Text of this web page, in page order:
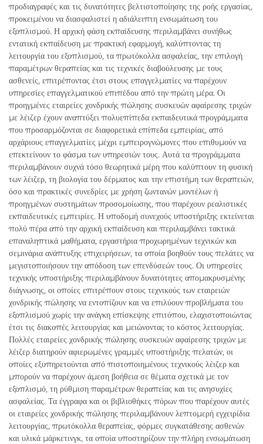
προδιαγραφές και τις δυνατότητες βελτιστοποίησης της ροής εργασίας,
προκειμένου να διασφαλιστεί η αδιάλειπτη ενσωμάτωση του
εξοπλισμού. Η αρχική φάση εκπαίδευσης περιλαμβάνει συνήθως
εντατική εκπαίδευση με πρακτική εφαρμογή, καλύπτοντας τη
λειτουργία του εξοπλισμού, τα πρωτόκολλα ασφαλείας, την επιλογή
παραμέτρων θεραπείας και τις τεχνικές διαβούλευσης με τους
ασθενείς, επιτρέποντας έτσι στους επαγγελματίες να παρέχουν
υπηρεσίες επαγγελματικού επιπέδου από την πρώτη μέρα. Οι
προηγμένες εταιρείες χονδρικής πώλησης συσκευών αφαίρεσης τριχών
με λέιζερ έχουν αναπτύξει πολυεπίπεδα εκπαιδευτικά προγράμματα
που προσαρμόζονται σε διαφορετικά επίπεδα εμπειρίας, από
αρχάριους επαγγελματίες μέχρι εμπειρογνώμονες που επιθυμούν να
επεκτείνουν το φάσμα των υπηρεσιών τους. Αυτά τα προγράμματα
περιλαμβάνουν συχνά τόσο θεωρητικά μέρη που καλύπτουν τη φυσική
των λέιζερ, τη βιολογία του δέρματος και την επιστήμη των θεραπειών,
όσο και πρακτικές συνεδρίες με χρήση ζωντανών μοντέλων ή
προηγμένων συστημάτων προσομοίωσης, που παρέχουν ρεαλιστικές
εκπαιδευτικές εμπειρίες. Η υποδομή συνεχούς υποστήριξης εκτείνεται
πολύ πέρα από την αρχική εκπαίδευση και περιλαμβάνει τακτικά
επαναληπτικά μαθήματα, εργαστήρια προχωρημένων τεχνικών και
σεμινάρια ανάπτυξης επιχειρήσεων, τα οποία βοηθούν τους πελάτες να
μεγιστοποιήσουν την απόδοση των επενδύσεών τους. Οι υπηρεσίες
τεχνικής υποστήριξης περιλαμβάνουν δυνατότητες απομακρυσμένης
διάγνωσης, οι οποίες επιτρέπουν στους τεχνικούς των εταιρειών
χονδρικής πώλησης να εντοπίζουν και να επιλύουν προβλήματα του
εξοπλισμού χωρίς την ανάγκη επίσκεψης επιτόπου, ελαχιστοποιώντας
έτσι τις διακοπές λειτουργίας και μειώνοντας το κόστος λειτουργίας.
Πολλές εταιρείες χονδρικής πώλησης συσκευών αφαίρεσης τριχών με
λέιζερ διατηρούν αφιερωμένες γραμμές υποστήριξης πελατών, οι
οποίες εξυπηρετούνται από πιστοποιημένους τεχνικούς λέιζερ και
μπορούν να παρέχουν άμεση βοήθεια σε θέματα σχετικά με τον
εξοπλισμό, τη ρύθμιση παραμέτρων θεραπείας και τις ανησυχίες
ασφαλείας. Τα έγγραφα και οι βιβλιοθήκες πόρων που παρέχουν αυτές
οι εταιρείες χονδρικής πώλησης περιλαμβάνουν λεπτομερή εγχειρίδια
λειτουργίας, πρωτόκολλα θεραπείας, φόρμες συγκατάθεσης ασθενών
και υλικά μάρκετινγκ, τα οποία υποστηρίζουν την πλήρη ενσωμάτωση